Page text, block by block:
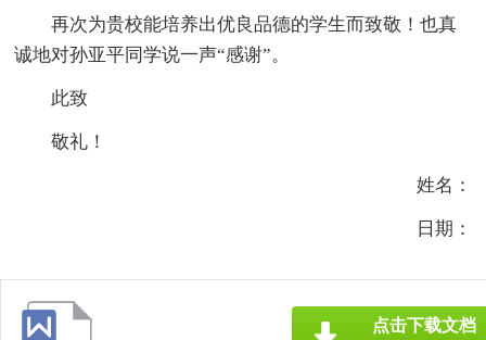
再次为贵校能培养出优良品德的学生而致敬！也真
诚地对孙亚平同学说一声“感谢”。
此致
敬礼！
姓名：
日期：
点击下载文档